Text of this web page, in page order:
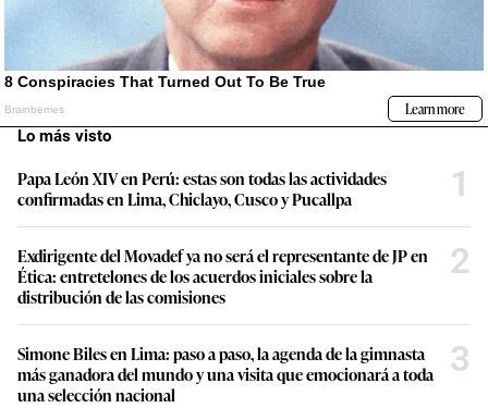
Lo más visto
Papa León XIV en Perú: estas son todas las actividades
confirmadas en Lima, Chiclayo, Cusco y Pucallpa
1
Exdirigente del Movadef ya no será el representante de JP en
Ética: entretelones de los acuerdos iniciales sobre la
distribución de las comisiones
2
Simone Biles en Lima: paso a paso, la agenda de la gimnasta
más ganadora del mundo y una visita que emocionará a toda
una selección nacional
3